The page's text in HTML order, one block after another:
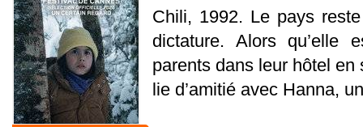
Chili, 1992. Le pays
dictature. Alors qu’elle
parents dans leur hôtel
lie d’amitié avec Hanna,